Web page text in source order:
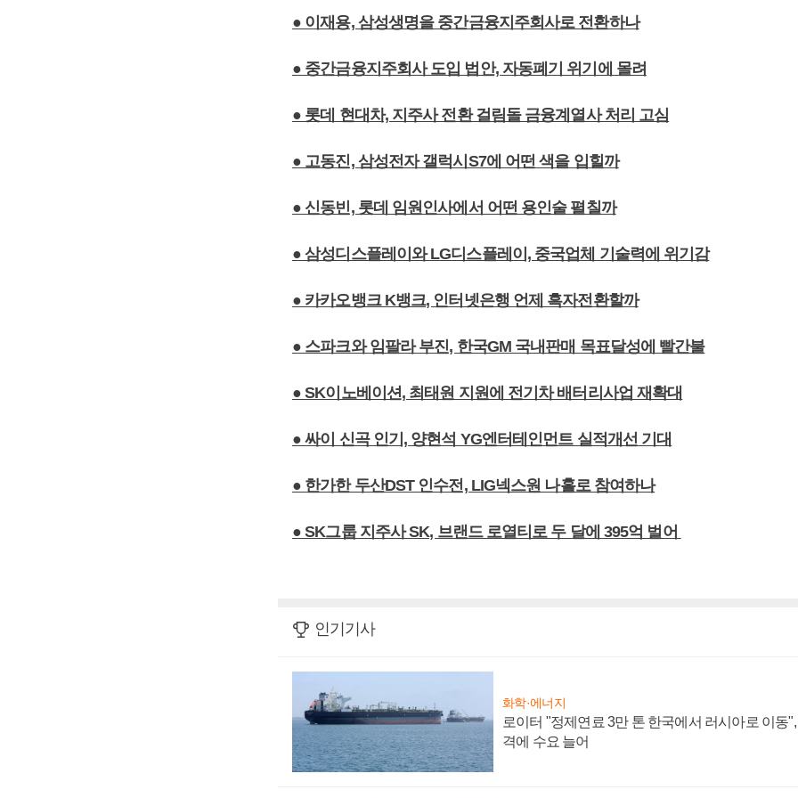
● 이재용, 삼성생명을 중간금융지주회사로 전환하나
● 중간금융지주회사 도입 법안, 자동폐기 위기에 몰려
● 롯데 현대차, 지주사 전환 걸림돌 금융계열사 처리 고심
● 고동진, 삼성전자 갤럭시S7에 어떤 색을 입힐까
● 신동빈, 롯데 임원인사에서 어떤 용인술 펼칠까
● 삼성디스플레이와 LG디스플레이, 중국업체 기술력에 위기감
● 카카오뱅크 K뱅크, 인터넷은행 언제 흑자전환할까
● 스파크와 임팔라 부진, 한국GM 국내판매 목표달성에 빨간불
● SK이노베이션, 최태원 지원에 전기차 배터리사업 재확대
● 싸이 신곡 인기, 양현석 YG엔터테인먼트 실적개선 기대
● 한가한 두산DST 인수전, LIG넥스원 나홀로 참여하나
● SK그룹 지주사 SK, 브랜드 로열티로 두 달에 395억 벌어
인기기사
화학·에너지
로이터 "정제연료 3만 톤 한국에서 러시아로 이동
격에 수요 늘어